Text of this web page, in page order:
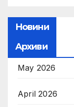
Новини
Архиви
May 2026
April 2026